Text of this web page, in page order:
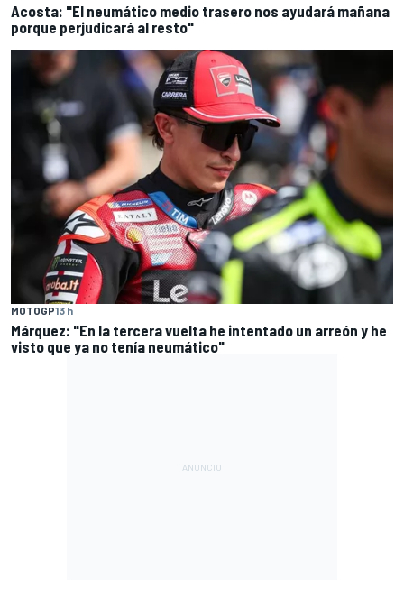
Acosta: "El neumático medio trasero nos ayudará mañana
porque perjudicará al resto"
MOTOGP13 h
Márquez: "En la tercera vuelta he intentado un arreón y he
visto que ya no tenía neumático"